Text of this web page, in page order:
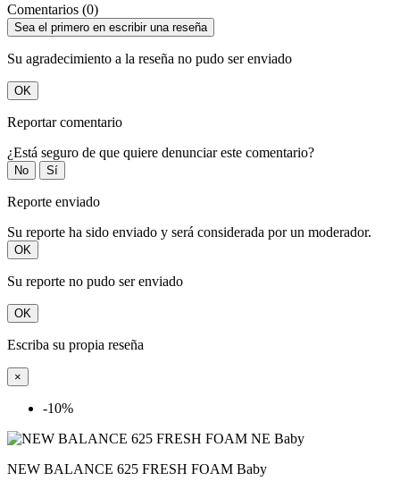
Comentarios (0)
Sea el primero en escribir una reseña
Su agradecimiento a la reseña no pudo ser enviado
OK
Reportar comentario
¿Está seguro de que quiere denunciar este comentario?
No Sí
Reporte enviado
Su reporte ha sido enviado y será considerada por un moderador.
OK
Su reporte no pudo ser enviado
OK
Escriba su propia reseña
×
-10%
NEW BALANCE 625 FRESH FOAM Baby